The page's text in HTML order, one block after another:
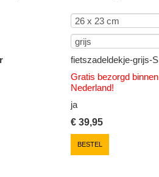
fietszadeldekje-grijs-S
Gratis bezorgd binnen
Nederland!
ja
€39,95
BESTEL